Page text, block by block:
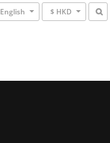
English $ HKD